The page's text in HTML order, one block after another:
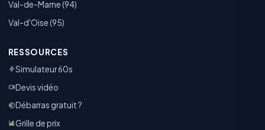
Val-de-Marne (94)
Val-d'Oise (95)
RESSOURCES
Simulateur 60s
Devis vidéo
Débarras gratuit ?
Grille de prix